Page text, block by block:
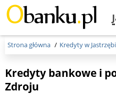
Menu
Strona główna Kredyty w
Kredyty bankowe i
Zdroju